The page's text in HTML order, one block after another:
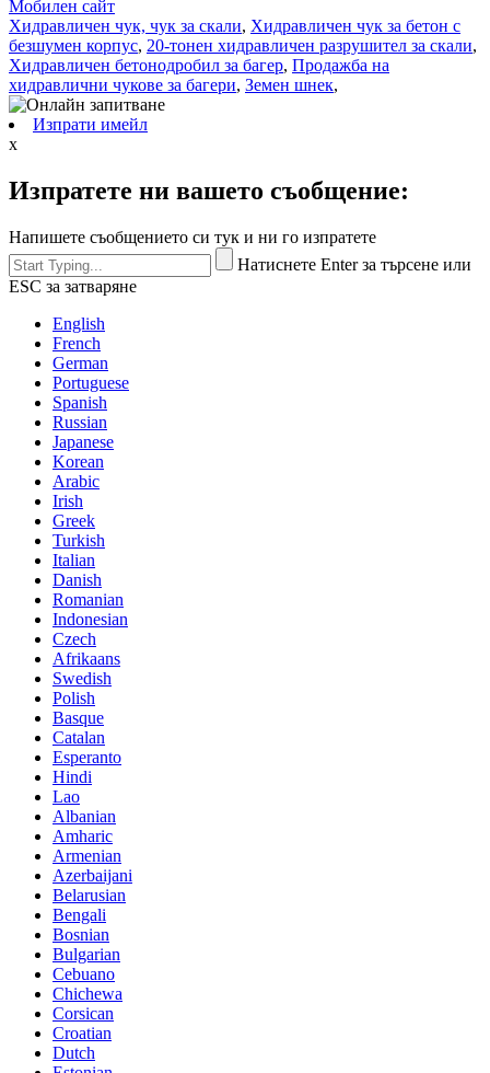
Мобилен сайт
Хидравличен чук, чук за скали, Хидравличен чук за бетон с
безшумен корпус, 20-тонен хидравличен разрушител за скали,
Хидравличен бетонодробил за багер, Продажба на
хидравлични чукове за багери, Земен шнек,
Изпрати имейл
x
Изпратете ни вашето съобщение:
Напишете съобщението си тук и ни го изпратете
Натиснете Enter за търсене или
ESC за затваряне
English
French
German
Portuguese
Spanish
Russian
Japanese
Korean
Arabic
Irish
Greek
Turkish
Italian
Danish
Romanian
Indonesian
Czech
Afrikaans
Swedish
Polish
Basque
Catalan
Esperanto
Hindi
Lao
Albanian
Amharic
Armenian
Azerbaijani
Belarusian
Bengali
Bosnian
Bulgarian
Cebuano
Chichewa
Corsican
Croatian
Dutch